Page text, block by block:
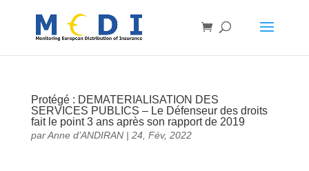
Protégé : DEMATERIALISATION DES
SERVICES PUBLICS – Le Défenseur des droits
fait le point 3 ans après son rapport de 2019
parAnne d’ANDIRAN| 24, Fév, 2022